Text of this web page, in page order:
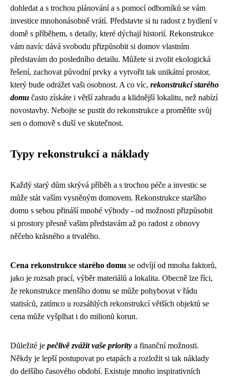
dohledat a s trochou plánování a s pomocí odborníků se vám
investice mnohonásobně vrátí. Představte si tu radost z bydlení v
domě s příběhem, s detaily, které dýchají historií. Rekonstrukce
vám navíc dává svobodu přizpůsobit si domov vlastním
představám do posledního detailu. Můžete si zvolit ekologická
řešení, zachovat původní prvky a vytvořit tak unikátní prostor,
který bude odrážet vaši osobnost. A co víc, rekonstrukcí starého
domu často získáte i větší zahradu a klidnější lokalitu, než nabízí
novostavby. Nebojte se pustit do rekonstrukce a proměňte svůj
sen o domově s duší ve skutečnost.
Typy rekonstrukcí a náklady
Každý starý dům skrývá příběh a s trochou péče a investic se
může stát vaším vysněným domovem. Rekonstrukce staršího
domu s sebou přináší mnohé výhody - od možnosti přizpůsobit
si prostory přesně vašim představám až po radost z obnovy
něčeho krásného a trvalého.
Cena rekonstrukce starého domu se odvíjí od mnoha faktorů,
jako je rozsah prací, výběr materiálů a lokalita. Obecně lze říci,
že rekonstrukce menšího domu se může pohybovat v řádu
statisíců, zatímco u rozsáhlých rekonstrukcí větších objektů se
cena může vyšplhat i do milionů korun.
Důležité je pečlivě zvážit vaše priority a finanční možnosti.
Někdy je lepší postupovat po etapách a rozložit si tak náklady
do delšího časového období. Existuje mnoho inspirativních